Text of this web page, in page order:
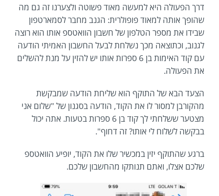
דרך הפעולה היא למעשה מאוד פשוטה ולצערנו זה גם מה
שהופך אותה למאוד פופולרית: הגנב מחבר לסמארטפון
שבידו את מספר הטלפון של חשבון הוואטספ אותו הוא רוצה
לגנוב, וכתוצאה מכך נשלחת לבעל החשבון האמיתי הודעה
עם קוד האימות בן 6 ספרות אותו יש להזין על מנת להשלים
את הפעולה.
הצעד הבא של התוקף הוא שליחת הודעה שמבקשת
מהקורבן למסור לו את הקוד, הודעה בסגנון של "שלום אני
מצטער ששלחתי לך קוד בן 6 ספרות בטעות. אתה יכול
בבקשה לשלוח לי אותו? זה דחוף".
ברגע שהתוקף יזין במכשיר שלו את הקוד, יופיע הוואטספ
שלכם אצלו, ואתם תנותקו מהחשבון שלכם.